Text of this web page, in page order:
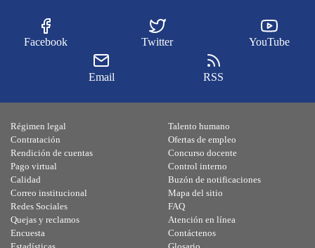
Facebook Twitter YouTube
Email RSS
Régimen legal
Contratación
Rendición de cuentas
Pago virtual
Calidad
Talento humano
Ofertas de empleo
Concurso docente
Control interno
Buzón de notificaciones
Correo institucional
Redes Sociales
Quejas y reclamos
Encuesta
Mapa del sitio
FAQ
Atención en línea
Contáctenos